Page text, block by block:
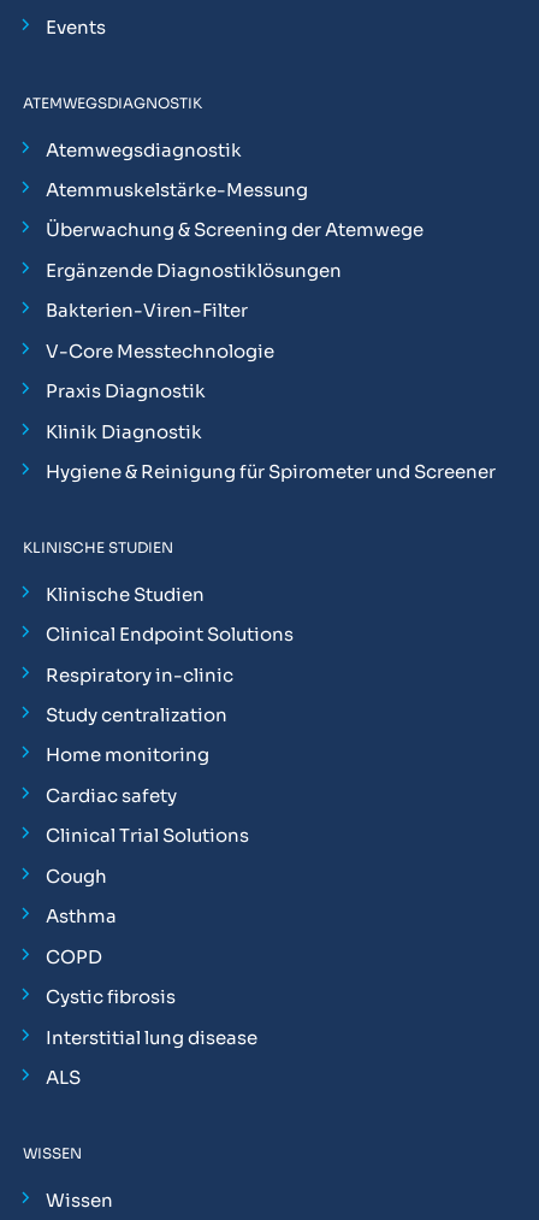
Events
ATEMWEGSDIAGNOSTIK
Atemwegsdiagnostik
Atemmuskelstärke-Messung
Überwachung & Screening der Atemwege
Ergänzende Diagnostiklösungen
Bakterien-Viren-Filter
V-Core Messtechnologie
Praxis Diagnostik
Klinik Diagnostik
Hygiene & Reinigung für Spirometer und Screener
KLINISCHE STUDIEN
Klinische Studien
Clinical Endpoint Solutions
Respiratory in-clinic
Study centralization
Home monitoring
Cardiac safety
Clinical Trial Solutions
Cough
Asthma
COPD
Cystic fibrosis
Interstitial lung disease
ALS
WISSEN
Wissen